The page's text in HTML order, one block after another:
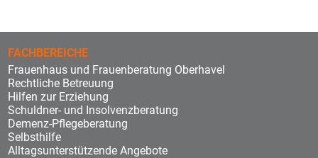
FACHBEREICHE
Frauenhaus und Frauenberatung Oberhavel
Rechtliche Betreuung
Hilfen zur Erziehung
Schuldner- und Insolvenzberatung
Demenz-Pflegeberatung
Selbsthilfe
Alltagsunterstützende Angebote